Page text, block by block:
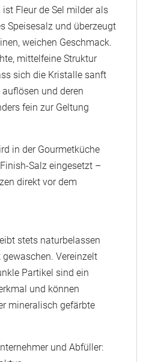
Fleur de Sel milder als
Speisesalz und überzeugt
weichen Geschmack.
mittelfeine Struktur
sich die Kristalle sanft
und deren
fein zur Geltung
in der Gourmetküche
Salz eingesetzt –
direkt vor dem
stets naturbelassen
Vereinzelt
Partikel sind ein
und können
mineralisch gefärbte
und Abfüller: